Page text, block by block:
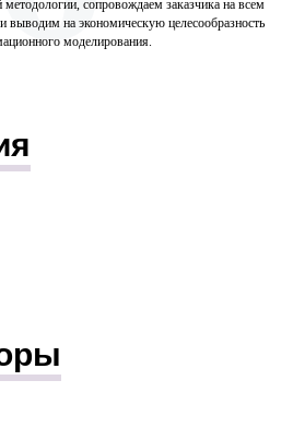
сопровождаем заказчика на всем
выводим на экономическую целесообразность
моделирования.